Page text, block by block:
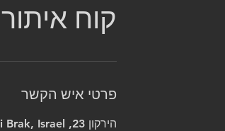
קוח
פרטי איש הקשר
הירקון 23, Bnei Brak, Israel